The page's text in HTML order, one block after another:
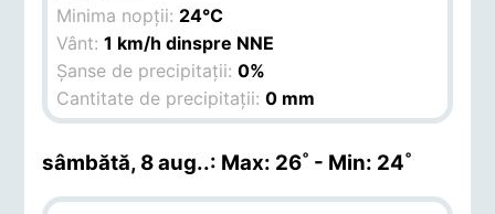
Minima nopții: 24°C
Vânt:1 km/h dinspre NNE
Șanse de precipitații:0%
Cantitate de precipitații:0 mm
sâmbătă, 8 aug..: Max: 26˚ - Min: 24˚